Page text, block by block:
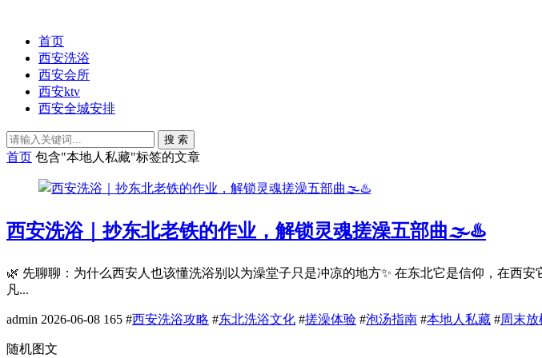
首页
西安洗浴
西安会所
西安ktv
西安全城安排
搜 索
首页 包含"本地人私藏"标签的文章
西安洗浴｜抄东北老铁的作业，解锁灵魂搓澡五部曲🌫️♨️
🌿 先聊聊：为什么西安人也该懂洗浴别以为澡堂子只是冲凉的地方✨ 在东北它是信仰，在西
凡...
admin 2026-06-08 165 #西安洗浴攻略 #东北洗浴文化 #搓澡体验 #泡汤指南 #本地人私藏 #周末放
随机图文